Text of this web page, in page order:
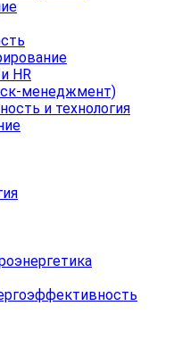
HR
менеджмент)
и технология